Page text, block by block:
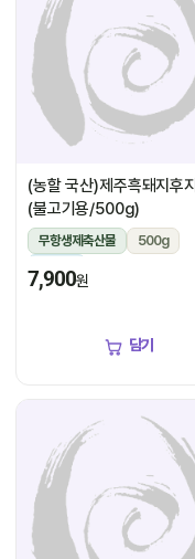
(농할 국산)제주흑돼지후지
(불고기용/500g)
무항생제축산물
500g
냉장
7,900원
담기